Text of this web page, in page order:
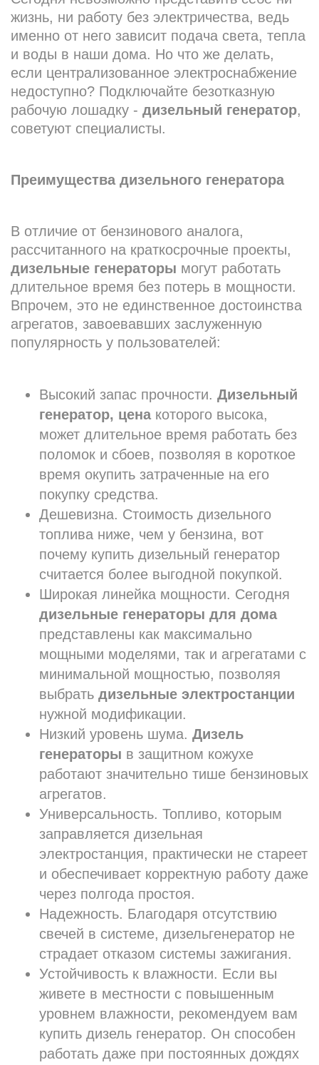
жизнь, ни работу без электричества, ведь
именно от него зависит подача света, тепла
и воды в наши дома. Но что же делать,
если централизованное электроснабжение
недоступно? Подключайте безотказную
рабочую лошадку - дизельный генератор,
советуют специалисты.
Преимущества дизельного генератора
В отличие от бензинового аналога,
рассчитанного на краткосрочные проекты,
дизельные генераторы могут работать
длительное время без потерь в мощности.
Впрочем, это не единственное достоинства
агрегатов, завоевавших заслуженную
популярность у пользователей:
Высокий запас прочности. Дизельный
генератор, ценакоторого высока,
может длительное время работать без
поломок и сбоев, позволяя в короткое
время окупить затраченные на его
покупку средства.
Дешевизна. Стоимость дизельного
топлива ниже, чем у бензина, вот
почему купить дизельный генератор
считается более выгодной покупкой.
Широкая линейка мощности. Сегодня
дизельные генераторы для дома
представлены как максимально
мощными моделями, так и агрегатами с
минимальной мощностью, позволяя
выбрать дизельные электростанции
нужной модификации.
Низкий уровень шума. Дизель
генераторы в защитном кожухе
работают значительно тише бензиновых
агрегатов.
Универсальность. Топливо, которым
заправляется дизельная
электростанция, практически не стареет
и обеспечивает корректную работу даже
через полгода простоя.
Надежность. Благодаря отсутствию
свечей в системе, дизельгенератор не
страдает отказом системы зажигания.
Устойчивость к влажности. Если вы
живете в местности с повышенным
уровнем влажности, рекомендуем вам
купить дизель генератор. Он способен
работать даже при постоянных дождях